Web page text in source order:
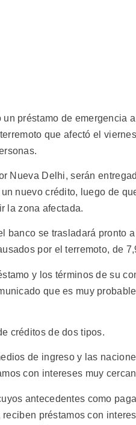
préstamo de emergencia
que afectó el
Nueva Delhi, serán
nuevo crédito, luego de
la zona afectada.
banco se trasladará pronto
por el terremoto, de
y los términos de su
que es muy
créditos de dos tipos.
de ingreso y las
con intereses muy
antecedentes como
préstamos con